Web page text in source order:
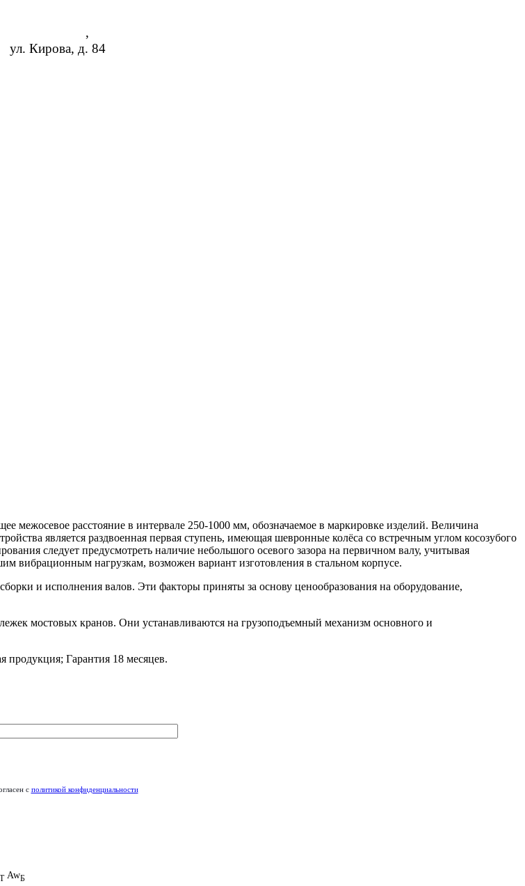
,
ул. Кирова, д. 84
межосевое расстояние в интервале 250-1000 мм, обозначаемое в маркировке изделий. Величина
является раздвоенная первая ступень, имеющая шевронные колёса со встречным углом косозубого
следует предусмотреть наличие небольшого осевого зазора на первичном валу, учитывая
вибрационным нагрузкам, возможен вариант изготовления в стальном корпусе.
и исполнения валов. Эти факторы приняты за основу ценообразования на оборудование,
мостовых кранов. Они устанавливаются на грузоподъемный механизм основного и
продукция; Гарантия 18 месяцев.
с политикой конфиденциальности
T AwБ